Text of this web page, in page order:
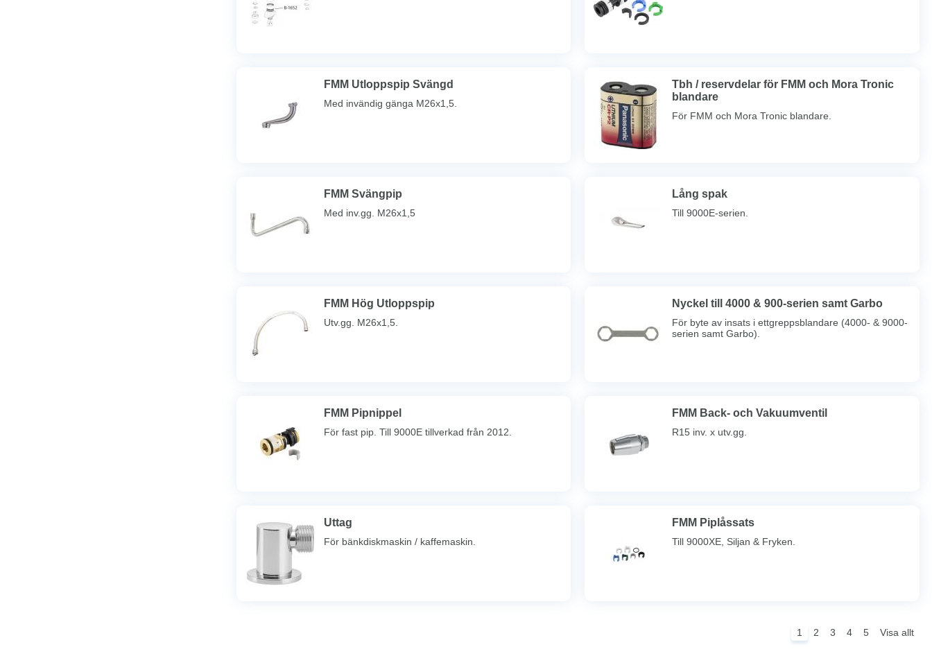
FMM Utloppspip Svängd
Med invändig gänga M26x1,5.
Tbh / reservdelar för FMM och Mora Tronic
blandare
För FMM och Mora Tronic blandare.
FMM Svängpip
Med inv.gg. M26x1,5
Lång spak
Till 9000E-serien.
FMM Hög Utloppspip
Utv.gg. M26x1,5.
Nyckel till 4000 & 900-serien samt Garbo
För byte av insats i ettgreppsblandare (4000- & 9000-
serien samt Garbo).
FMM Pipnippel
För fast pip. Till 9000E tillverkad från 2012.
FMM Back- och Vakuumventil
R15 inv. x utv.gg.
Uttag
För bänkdiskmaskin / kaffemaskin.
FMM Piplåssats
Till 9000XE, Siljan & Fryken.
1 2 3 4 5 Visa allt